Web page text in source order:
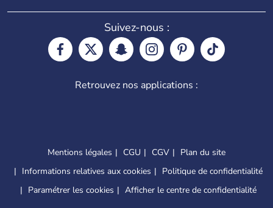
Suivez-nous :
Retrouvez nos applications :
Mentions légales CGU CGV
Plan du site
Informations relatives aux cookies
Politique de confidentialité
Paramétrer les cookies
Afficher le centre de confidentialité